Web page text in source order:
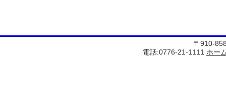
〒910-
電話:0776-21-1111 ホー